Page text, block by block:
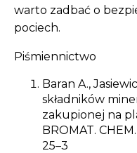
warto zadbać o
pociech.
Piśmiennictwo
Baran A.,
składników
zakupionej na
BROMAT. CHEM.
25–3